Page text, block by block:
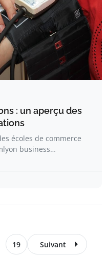
: un aperçu des
écoles de commerce
business…
19 Suivant